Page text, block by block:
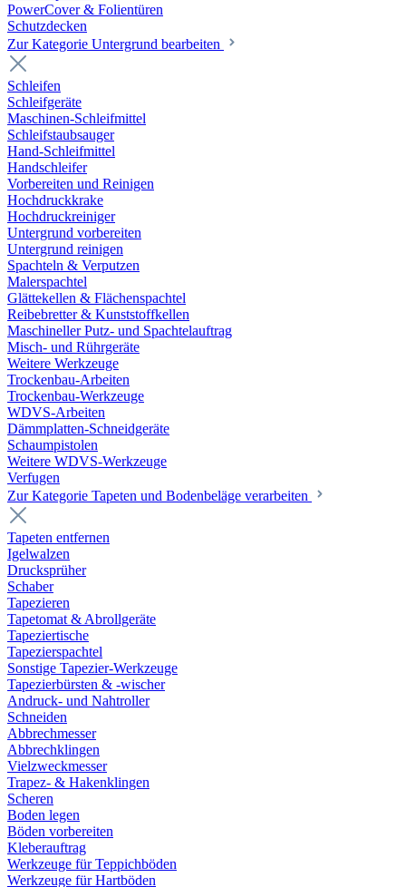
PowerCover & Folientüren
Schutzdecken
Zur Kategorie Untergrund bearbeiten
Schleifen
Schleifgeräte
Maschinen-Schleifmittel
Schleifstaubsauger
Hand-Schleifmittel
Handschleifer
Vorbereiten und Reinigen
Hochdruckkrake
Hochdruckreiniger
Untergrund vorbereiten
Untergrund reinigen
Spachteln & Verputzen
Malerspachtel
Glättekellen & Flächenspachtel
Reibebretter & Kunststoffkellen
Maschineller Putz- und Spachtelauftrag
Misch- und Rührgeräte
Weitere Werkzeuge
Trockenbau-Arbeiten
Trockenbau-Werkzeuge
WDVS-Arbeiten
Dämmplatten-Schneidgeräte
Schaumpistolen
Weitere WDVS-Werkzeuge
Verfugen
Zur Kategorie Tapeten und Bodenbeläge verarbeiten
Tapeten entfernen
Igelwalzen
Drucksprüher
Schaber
Tapezieren
Tapetomat & Abrollgeräte
Tapeziertische
Tapezierspachtel
Sonstige Tapezier-Werkzeuge
Tapezierbürsten & -wischer
Andruck- und Nahtroller
Schneiden
Abbrechmesser
Abbrechklingen
Vielzweckmesser
Trapez- & Hakenklingen
Scheren
Boden legen
Böden vorbereiten
Kleberauftrag
Werkzeuge für Teppichböden
Werkzeuge für Hartböden